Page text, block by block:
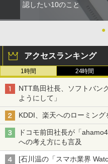
認したい10のこと
●
アクセスランキング
1時間 24時間
NTT島田社長、ソフトバン
ようにして」
KDDI、楽天へのローミング
ドコモ前田社長が「
への考え方にも言及
[石川温の「スマホ業界